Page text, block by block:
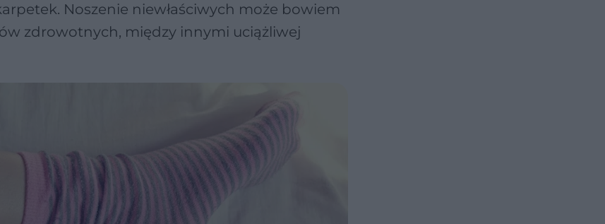
Noszenie niewłaściwych może bowiem
zdrowotnych, między innymi uciążliwej